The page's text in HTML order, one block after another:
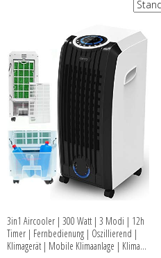
3in1 Aircooler | 300 Watt | 3 Modi | 12h
Timer | Fernbedienung | Oszillierend |
Klimagerät | Mobile Klimaanlage | Klima…